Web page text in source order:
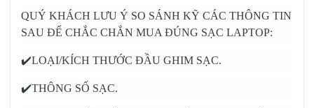
QUÝ KHÁCH LƯU Ý SO SÁNH KỸ CÁC THÔNG TIN
SAU ĐỂ CHẮC CHẮN MUA ĐÚNG SẠC LAPTOP:
✔️LOẠI/KÍCH THƯỚC ĐẦU GHIM SẠC.
✔️THÔNG SỐ SẠC.